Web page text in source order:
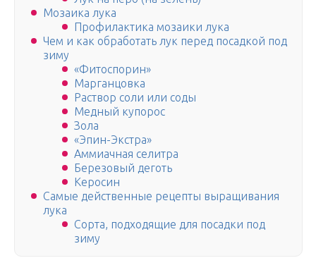
Мозаика лука
Профилактика мозаики лука
Чем и как обработать лук перед посадкой под
зиму
«Фитоспорин»
Марганцовка
Раствор соли или соды
Медный купорос
Зола
«Эпин-Экстра»
Аммиачная селитра
Березовый деготь
Керосин
Самые действенные рецепты выращивания
лука
Сорта, подходящие для посадки под
зиму